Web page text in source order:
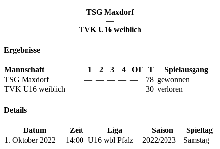
TSG Maxdorf
—
TVK U16 weiblich
Ergebnisse
Mannschaft 1 2 3 4 OT T
Spielausgang
TSG Maxdorf
— — — — — 78 gewonnen
TVK U16 weiblich
— — — — — 30 verloren
Details
Datum Zeit Liga Saison
Spieltag
1. Oktober 2022
14:00 U16 wbl Pfalz 2022/2023 Samstag